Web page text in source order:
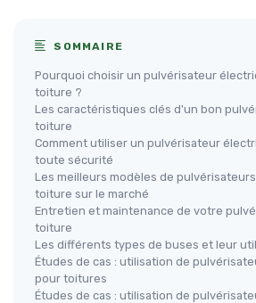
SOMMAIRE
Pourquoi choisir un pulvérisateur
toiture ?
Les caractéristiques clés d'un bon
toiture
Comment utiliser un pulvérisateur
toute sécurité
Les meilleurs modèles de
toiture sur le marché
Entretien et maintenance de votre
toiture
Les différents types de buses et leur
Études de cas : utilisation de
pour toitures
Études de cas : utilisation de